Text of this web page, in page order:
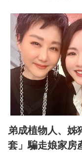
弟成植物人、姊
套」騙走娘家